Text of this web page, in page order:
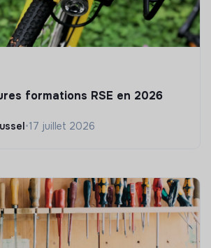
formations RSE en 2026
•17 juillet 2026